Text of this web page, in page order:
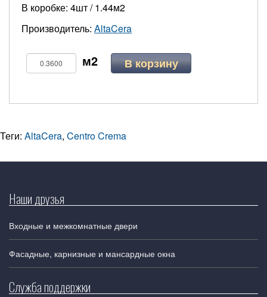
В коробке: 4шт / 1.44м2
Производитель: AltaCera
В корзину
Теги: AltaCera, Centro Crema
Наши друзья
Входные и межкомнатные двери
Фасадные, карнизные и мансардные окна
Служба поддержки